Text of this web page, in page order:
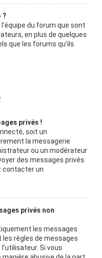
?
du forum que sont
en plus de quelques
que les forums qu’ils
privés !
soit un
la messagerie
ou un modérateur
des messages privés.
contacter un
privés non
les messages
les règles de messages
Si vous